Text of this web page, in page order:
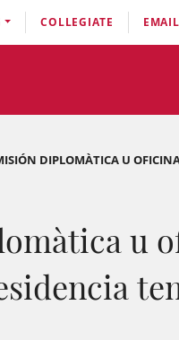
COLLEGIATE EMAIL
DIPLOMÀTICA U
u